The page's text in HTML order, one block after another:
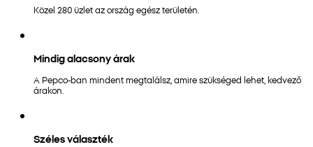
Közel 280 üzlet az ország egész területén.
Mindig alacsony árak
A Pepco-ban mindent megtalálsz, amire szükséged lehet, kedvező
árakon.
Széles választék